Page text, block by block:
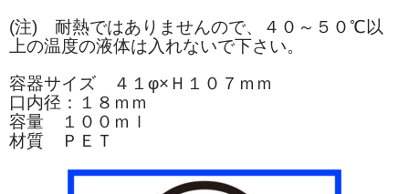
(注) 耐熱ではありませんので、４０～５０℃以
上の温度の液体は入れないで下さい。
容器サイズ ４１φ×Ｈ１０７ｍｍ
口内径：１８ｍｍ
容量 １００ｍｌ
材質 ＰＥＴ